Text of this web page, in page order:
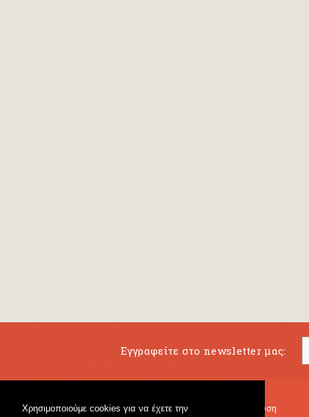
Χρησιμοποιούμε cookies για να έχετε την
Εγγραφείτε στο newsletter μας:
Μουσικό Βιβλιοπωλείο Μουσική Εκπαίδευση